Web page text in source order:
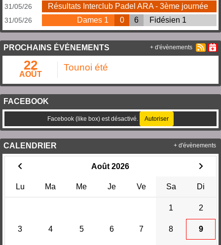
31/05/26 Résultats Interclub Padel ARA - 3ème journée
31/05/26 Dames 1 0 6 Fidésien 1
PROCHAINS ÉVÉNEMENTS
22
AOÛT
Tounoi été
+ d'évènements
FACEBOOK
Facebook (like box) est désactivé. Autoriser
CALENDRIER
Août 2026
Lu Ma Me Je Ve Sa Di
1 2
3 4 5 6 7 8 9
+ d'évènements